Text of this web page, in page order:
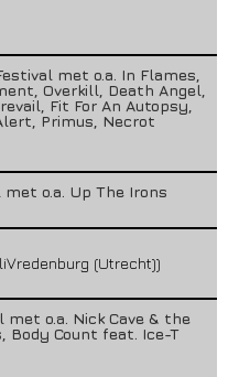
met o.a. In Flames,
Overkill, Death Angel,
Fit For An Autopsy,
Primus, Necrot
o.a. Up The Irons
(Utrecht))
o.a. Nick Cave & the
Body Count feat. Ice-T